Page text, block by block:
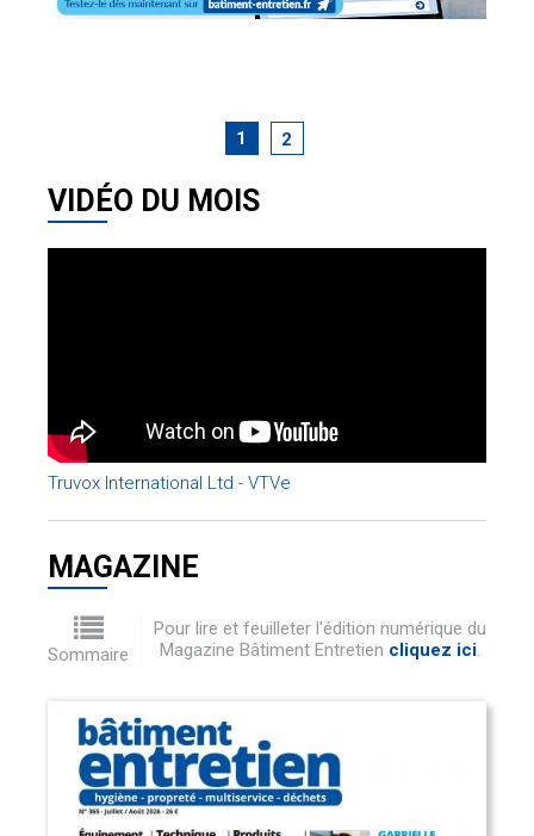
1 2
VIDÉO DU MOIS
Truvox International Ltd - VTVe
MAGAZINE
Sommaire
Pour lire et feuilleter l'édition numérique du
Magazine Bâtiment Entretien cliquez ici.